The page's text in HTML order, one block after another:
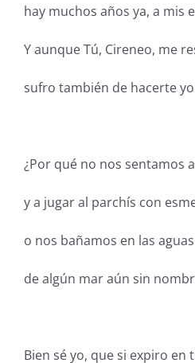
hay muchos años ya, a mis
Y aunque Tú, Cireneo, me
sufro también de hacerte
¿Por qué no nos sentamos
y a jugar al parchís con
o nos bañamos en las
de algún mar aún sin
Bien sé yo, que si expiro en